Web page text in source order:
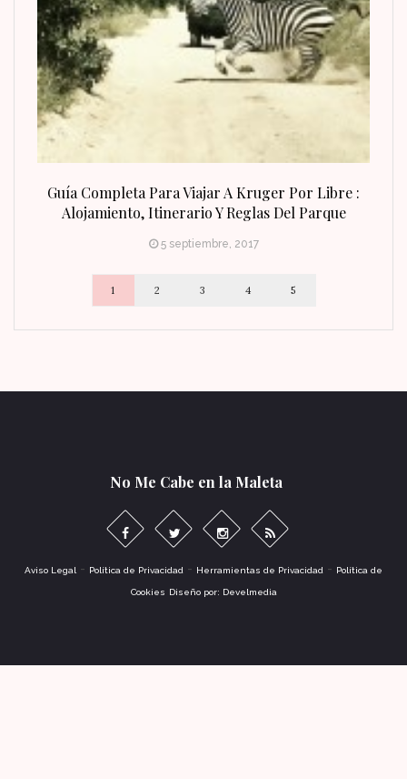
Guía Completa Para Viajar A Kruger Por Libre :
Alojamiento, Itinerario Y Reglas Del Parque
5 septiembre, 2017
1 2 3 4 5
No Me Cabe en la Maleta
Aviso Legal - Política de Privacidad - Herramientas de Privacidad - Política de
Cookies Diseño por: Develmedia